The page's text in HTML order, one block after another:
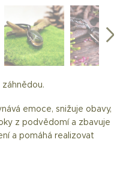
pro muže
emoce, snižuje obavy,
z podvědomí a zbavuje
a pomáhá realizovat